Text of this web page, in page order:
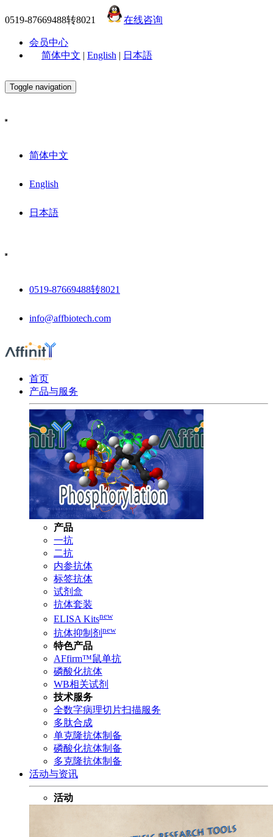
0519-87669488转8021 在线咨询
会员中心
简体中文 | English | 日本語
Toggle navigation
简体中文
English
日本語
0519-87669488转8021
info@affbiotech.com
首页
产品与服务
产品
一抗
二抗
内参抗体
标签抗体
试剂盒
抗体套装
ELISA Kitsnew
抗体抑制剂 new
特色产品
AFfirm™鼠单抗
磷酸化抗体
WB相关试剂
技术服务
全数字病理切片扫描服务
多肽合成
单克隆抗体制备
磷酸化抗体制备
多克隆抗体制备
活动与资讯
活动